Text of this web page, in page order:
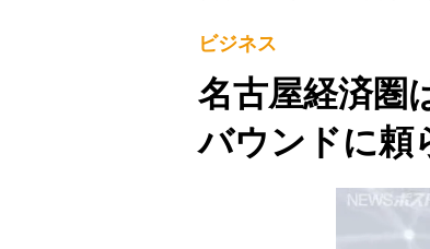
ビジネス
名古屋経済
バウンドに頼